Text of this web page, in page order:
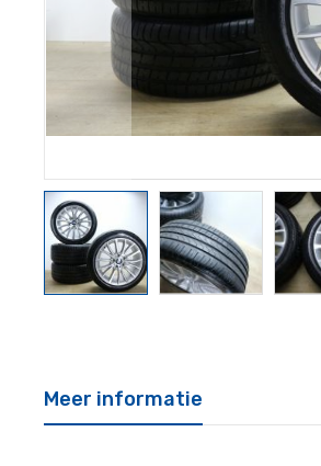
Meer informatie